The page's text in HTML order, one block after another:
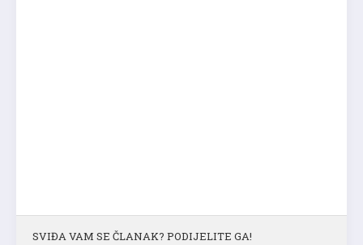
SVIĐA VAM SE ČLANAK? PODIJELITE GA!